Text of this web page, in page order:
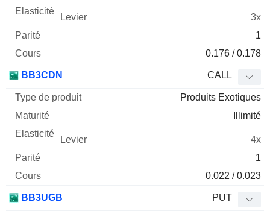
3x
1
0.176 / 0.178
BB3CDN CALL
Produits Exotiques
Illimité
4x
1
0.022 / 0.023
BB3UGB PUT